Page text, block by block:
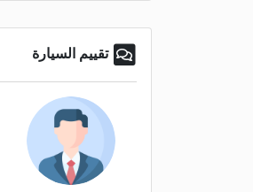
تقييم السيارة